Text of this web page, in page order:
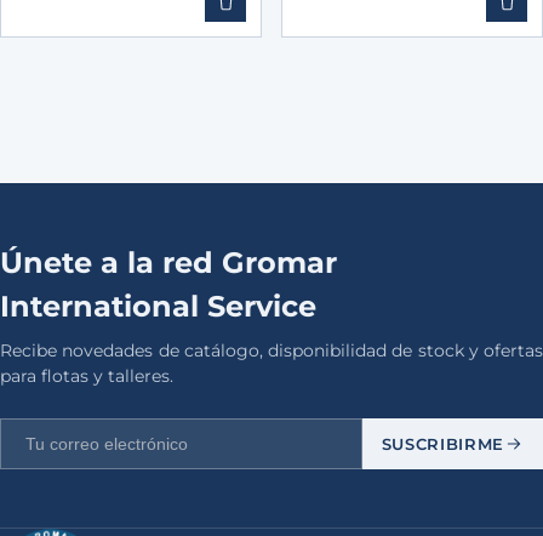
Únete a la red Gromar
International Service
Recibe novedades de catálogo, disponibilidad de stock y ofertas
para flotas y talleres.
SUSCRIBIRME